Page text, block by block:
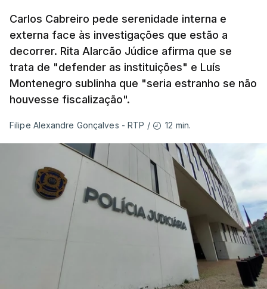
No fim de semana, António José Seguro
afirmou que tem transmitido a necessidade
de se melhorar "a prevenção e a capacidade
de resposta” no combate aos incêndios e
lembrou que o relatório da Comissão Técnica
Independente, que avaliou os incêndios de
ficou por fazer depois dos relatórios
anteriores, dos incêndios de 2017”.
Montenegro frisou ainda que "este ano temos o
maior dispositivo especial de combater a
incêndios rurais de sempre"e salientou as
parcerias com os países que colaboram no
Mecanismo Europeu de Proteção Civil.
Carlos Cabreiro pede serenidade interna e
externa face às investigações que estão a
decorrer. Rita Alarcão Júdice afirma que se
trata de "defender as instituições" e Luís
Montenegro sublinha que "seria estranho se não
houvesse fiscalização".
Filipe Alexandre Gonçalves - RTP / 12 min.